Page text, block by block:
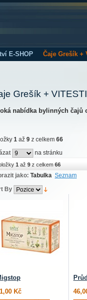
E-SHOP Čaje Grešík +
Grešík +
nabídka bylinných čajů
1 až 9 z celkem 66
na stránku
1 až 9 z celkem 66
jako: Tabulka Seznam
By
Kč